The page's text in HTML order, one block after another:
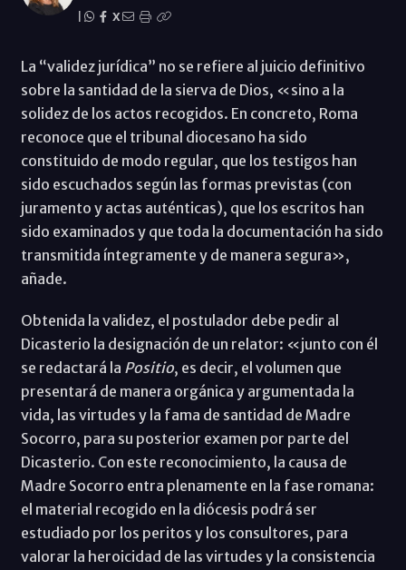
X
La “validez jurídica” no se refiere al juicio definitivo
sobre la santidad de la sierva de Dios, «sino a la
solidez de los actos recogidos. En concreto, Roma
reconoce que el tribunal diocesano ha sido
constituido de modo regular, que los testigos han
sido escuchados según las formas previstas (con
juramento y actas auténticas), que los escritos han
sido examinados y que toda la documentación ha sido
transmitida íntegramente y de manera segura»,
añade.
Obtenida la validez, el postulador debe pedir al
Dicasterio la designación de un relator: «junto con él
se redactará la Positio, es decir, el volumen que
presentará de manera orgánica y argumentada la
vida, las virtudes y la fama de santidad de Madre
Socorro, para su posterior examen por parte del
Dicasterio. Con este reconocimiento, la causa de
Madre Socorro entra plenamente en la fase romana:
el material recogido en la diócesis podrá ser
estudiado por los peritos y los consultores, para
valorar la heroicidad de las virtudes y la consistencia